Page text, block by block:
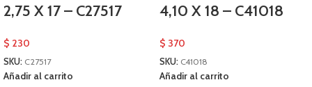
2,75 X 17 – C27517
$ 230
SKU: C27517
Añadir al carrito
4,10 X 18 – C41018
$ 370
SKU: C41018
Añadir al carrito